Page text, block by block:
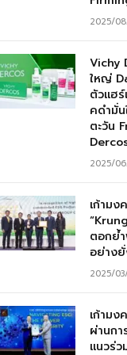
2025/
Vichy
ใหญ่
ตัวแฮ
คดำมั่น
ตะวัน
2025/
เก้ามง
ตอกย้
อย่าง
2025/
เก้าม
ผ่านก
แนวร่